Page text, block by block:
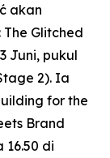
akan
The Glitched
Juni, pukul
2). Ia
for the
Brand
16.50 di